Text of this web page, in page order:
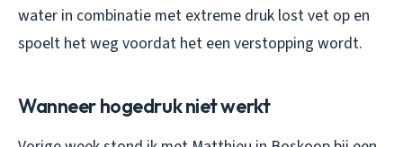
water in combinatie met extreme druk lost vet op en
spoelt het weg voordat het een verstopping wordt.
Wanneer hogedruk niet werkt